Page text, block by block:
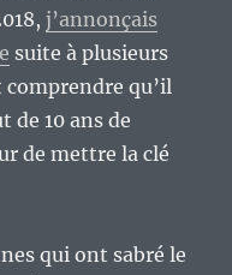
mon
départ.
j’annonçais
suite à plusieurs
qu’il
de 10 ans de
de mettre la clé
qui ont sabré le